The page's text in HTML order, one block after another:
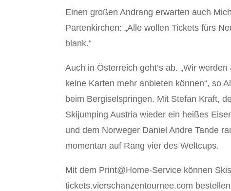
Einen großen Andrang erwarten auch
Partenkirchen: „Alle wollen Tickets fürs
blank.“
Auch in Österreich geht’s ab. „Wir
keine Karten mehr anbieten können“, so
beim Bergiselspringen. Mit Stefan Kraft,
Skijumping Austria wieder ein heißes
und dem Norweger Daniel Andre Tande
momentan auf Rang vier des Weltcups.
Mit dem Print@Home-Service können
tickets.vierschanzentournee.com